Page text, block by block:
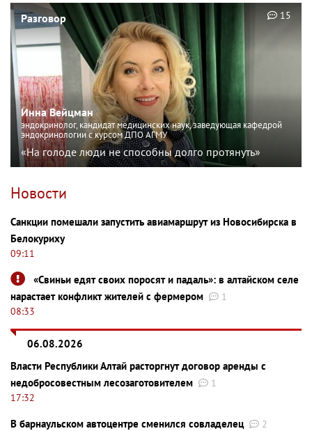
Разговор
Инна Вейцман
эндокринолог, кандидат медицинских наук, заведующая кафедрой
эндокринологии с курсом ДПО АГМУ
«На голоде люди не способны долго протянуть»
15
Новости
Санкции помешали запустить авиамаршрут из Новосибирска в
Белокуриху
09:11
«Свиньи едят своих поросят и падаль»: в алтайском селе
нарастает конфликт жителей с фермером
1
08:33
06.08.2026
Власти Республики Алтай расторгнут договор аренды с
недобросовестным лесозаготовителем
1
17:32
В барнаульском автоцентре сменился совладелец
2